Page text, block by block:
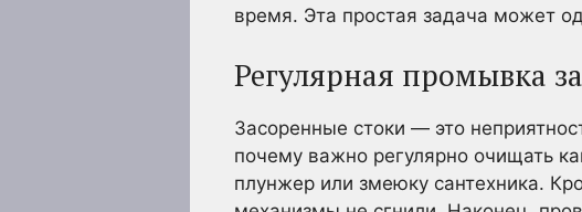
время. Эта простая задача может
Регулярная промывка
Засоренные стоки — это
почему важно регулярно очищать
плунжер или змеюку сантехника.